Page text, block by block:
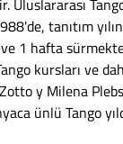
Uluslararası
tanıtım
1 hafta
kursları ve
y Milena
ünlü Tango